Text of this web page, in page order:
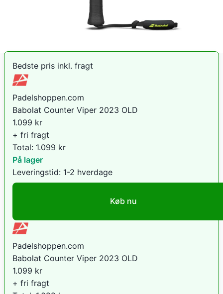
Sammenlign priser
Bedste pris inkl. fragt
Padelshoppen.com
Babolat Counter Viper 2023 OLD
1.099 kr
+ fri fragt
Total: 1.099 kr
På lager
Leveringstid: 1-2 hverdage
Køb nu
Padelshoppen.com
Babolat Counter Viper 2023 OLD
1.099 kr
+ fri fragt